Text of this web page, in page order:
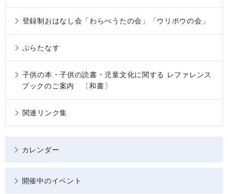
登録制おはなし会「わらべうたの会」「ウリボウの会」
ぷらたなす
子供の本・子供の読書・児童文化に関する レファレンス
ブックのご案内 〔和書〕
関連リンク集
カレンダー
開催中のイベント